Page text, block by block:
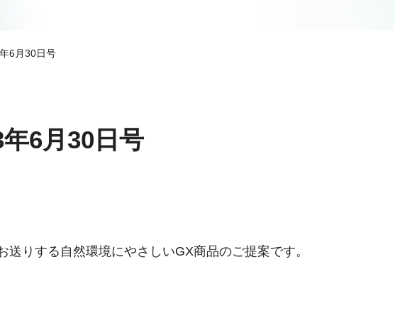
6月30日号
6月30日号
りする自然環境にやさしいGX商品のご提案です。